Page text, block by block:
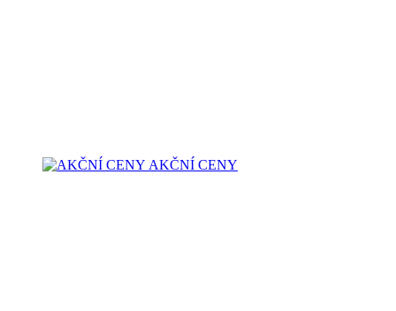
AKČNÍ CENY